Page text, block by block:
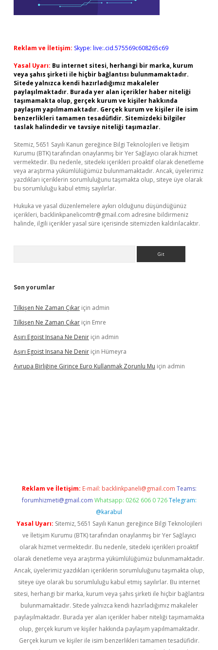
Reklam ve İletişim: Skype: live:.cid.575569c608265c69
Yasal Uyarı: Bu internet sitesi, herhangi bir marka, kurum
veya şahıs şirketi ile hiçbir bağlantısı bulunmamaktadır.
Sitede yalnızca kendi hazırladığımız makaleler
paylaşılmaktadır. Burada yer alan içerikler haber niteliği
taşımamakta olup, gerçek kurum ve kişiler hakkında
paylaşım yapılmamaktadır. Gerçek kurum ve kişiler ile isim
benzerlikleri tamamen tesadüfidir. Sitemizdeki bilgiler
taslak halindedir ve tavsiye niteliği taşımazlar.
Sitemiz, 5651 Sayılı Kanun gereğince Bilgi Teknolojileri ve İletişim
Kurumu (BTK) tarafından onaylanmış bir Yer Sağlayıcı olarak hizmet
vermektedir. Bu nedenle, sitedeki içerikleri proaktif olarak denetleme
veya araştırma yükümlülüğümüz bulunmamaktadır. Ancak, üyelerimiz
yazdıkları içeriklerin sorumluluğunu taşımakta olup, siteye üye olarak
bu sorumluluğu kabul etmiş sayılırlar.
Hukuka ve yasal düzenlemelere aykırı olduğunu düşündüğünüz
içerikleri, backlinkpanelicomtr@gmail.com adresine bildirmeniz
halinde, ilgili içerikler yasal süre içerisinde sitemizden kaldırılacaktır.
Son yorumlar
Tilkişen Ne Zaman Çıkar için admin
Tilkişen Ne Zaman Çıkar için Emre
Aşırı Egoist Insana Ne Denir için admin
Aşırı Egoist Insana Ne Denir için Hümeyra
Avrupa Birliğine Girince Euro Kullanmak Zorunlu Mu için admin
Reklam ve İletişim: E-mail: backlinkpaneli@gmail.com Teams:
forumhizmeti@gmail.com Whatsapp: 0262 606 0 726 Telegram:
@karabul
Yasal Uyarı: Sitemiz, 5651 Sayılı Kanun gereğince Bilgi Teknolojileri
ve İletişim Kurumu (BTK) tarafından onaylanmış bir Yer Sağlayıcı
olarak hizmet vermektedir. Bu nedenle, sitedeki içerikleri proaktif
olarak denetleme veya araştırma yükümlülüğümüz bulunmamaktadır.
Ancak, üyelerimiz yazdıkları içeriklerin sorumluluğunu taşımakta olup,
siteye üye olarak bu sorumluluğu kabul etmiş sayılırlar. Bu internet
sitesi, herhangi bir marka, kurum veya şahıs şirketi ile hiçbir bağlantısı
bulunmamaktadır. Sitede yalnızca kendi hazırladığımız makaleler
paylaşılmaktadır. Burada yer alan içerikler haber niteliği taşımamakta
olup, gerçek kurum ve kişiler hakkında paylaşım yapılmamaktadır.
Gerçek kurum ve kişiler ile isim benzerlikleri tamamen tesadüfidir.